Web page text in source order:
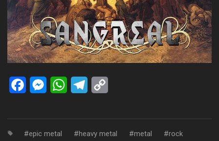
FacebookMessengerWhatsAppTelegram
epic metal heavy metal metal
rock